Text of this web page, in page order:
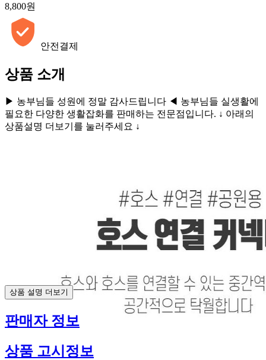
8,800원
안전결제
상품 소개
▶ 농부님들 성원에 정말 감사드립니다 ◀ 농부님들 실생활에
필요한 다양한 생활잡화를 판매하는 전문점입니다. ↓ 아래의
상품설명 더보기를 눌러주세요 ↓
상품 설명 더보기
판매자 정보
상품 고시정보